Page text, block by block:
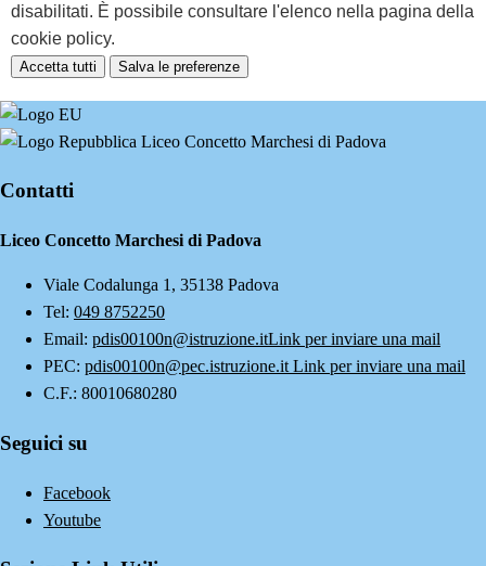
disabilitati. È possibile consultare l'elenco nella pagina della
cookie policy.
Accetta tutti Salva le preferenze
Liceo Concetto Marchesi di Padova
Contatti
Liceo Concetto Marchesi di Padova
Viale Codalunga 1, 35138 Padova
Tel: 049 8752250
Email: pdis00100n@istruzione.itLink per inviare una mail
PEC: pdis00100n@pec.istruzione.it Link per inviare una mail
C.F.: 80010680280
Seguici su
Facebook
Youtube